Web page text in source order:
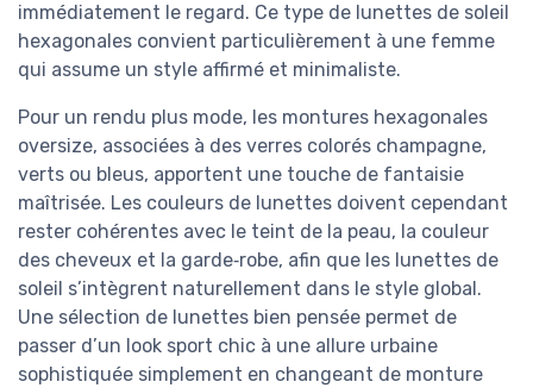
immédiatement le regard. Ce type de lunettes de soleil
hexagonales convient particulièrement à une femme
qui assume un style affirmé et minimaliste.
Pour un rendu plus mode, les montures hexagonales
oversize, associées à des verres colorés champagne,
verts ou bleus, apportent une touche de fantaisie
maîtrisée. Les couleurs de lunettes doivent cependant
rester cohérentes avec le teint de la peau, la couleur
des cheveux et la garde‑robe, afin que les lunettes de
soleil s’intègrent naturellement dans le style global.
Une sélection de lunettes bien pensée permet de
passer d’un look sport chic à une allure urbaine
sophistiquée simplement en changeant de monture